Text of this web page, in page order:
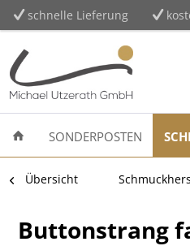
schnelle Lieferung
SONDERPOSTEN
Übersicht
Buttonstrang